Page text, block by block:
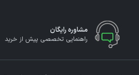
مشاوره رایگان
راهنمایی تخصصی پیش از خرید